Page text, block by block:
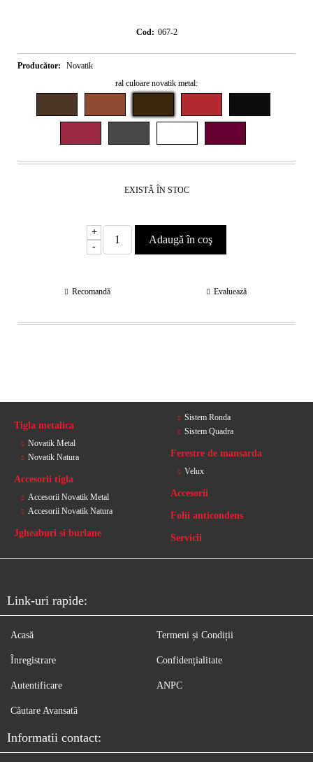
Cod: 067-2
Producător:
Novatik
ral culoare novatik metal:
EXISTĂ ÎN STOC
+
-
Recomandă Evaluează
Tigla metalica
Novatik Metal
Novatik Natura
Accesorii tigla
Accesorii Novatik Metal
Accesorii Novatik Natura
Jgheaburi si burlane
Sistem Ronda
Sistem Quadra
Ferestre de mansarda
Velux
Accesorii
Folii anticondens
Servicii
Link-uri rapide:
Acasă
Înregistrare
Autentificare
Căutare Avansată
Termeni și Condiții
Confidențialitate
ANPC
Informatii contact: